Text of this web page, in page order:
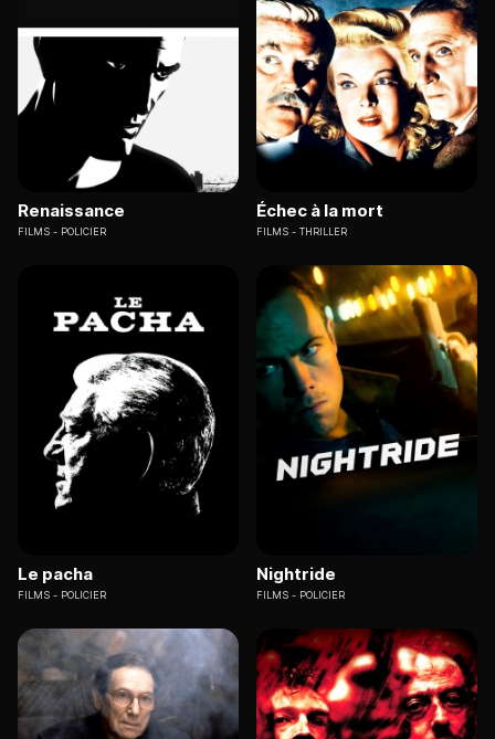
Renaissance
FILMS POLICIER
Échec à la mort
FILMS THRILLER
Le pacha
FILMS POLICIER
Nightride
FILMS POLICIER